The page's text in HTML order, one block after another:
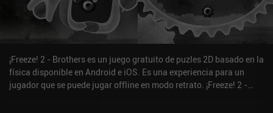
¡Freeze! 2 - Brothers es un juego gratuito de puzles 2D basado en la
física disponible en Android e iOS. Es una experiencia para un
jugador que se puede jugar offline en modo retrato. ¡Freeze! 2 -